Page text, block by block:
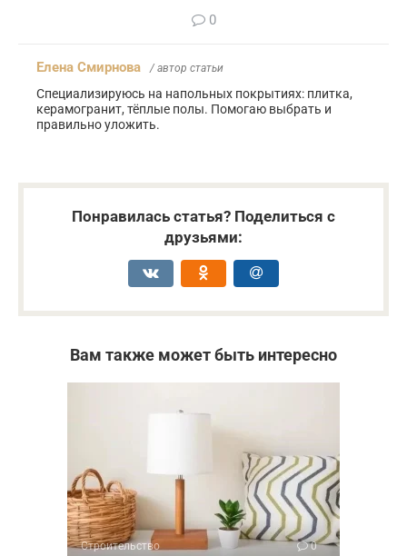
0
Елена Смирнова / автор статьи
Специализируюсь на напольных покрытиях: плитка,
керамогранит, тёплые полы. Помогаю выбрать и
правильно уложить.
Понравилась статья? Поделиться с
друзьями:
Вам также может быть интересно
Строительство 0